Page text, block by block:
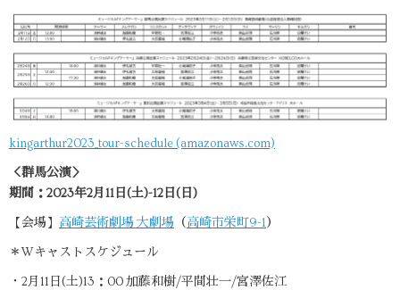
kingarthur2023_tour-schedule (amazonaws.com)
＜群馬公演＞
期間：2023年2月11日(土)-12日(日)
【会場】 高崎芸術劇場 大劇場 （高崎市栄町9-1）
＊Wキャストスケジュール
・2月11日(土)13：00 加藤和樹/平間壮一/宮澤佐江